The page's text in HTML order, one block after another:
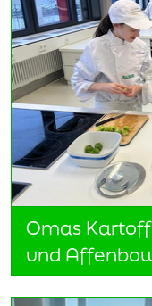
Omas
und